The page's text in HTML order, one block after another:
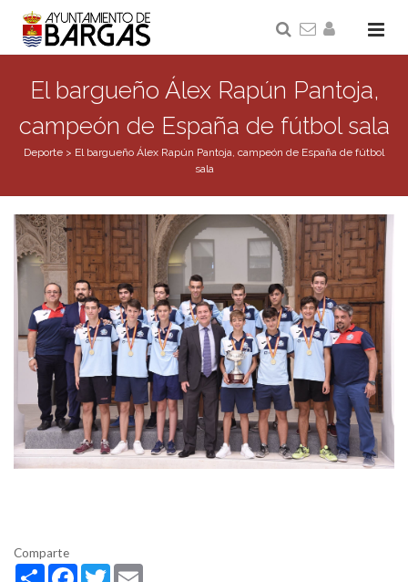
El bargueño Álex Rapún Pantoja,
campeón de España de fútbol sala
Deporte > El bargueño Álex Rapún Pantoja, campeón de España de fútbol
sala
Comparte
ShareFacebook
Twitter